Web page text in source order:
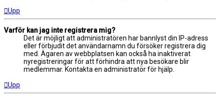
Upp
Varför kan jag inte registrera mig?
Det är möjligt att administratören har bannlyst din IP-adress
eller förbjudit det användarnamn du försöker registrera dig
med. Ägaren av webbplatsen kan också ha inaktiverat
nyregistreringar för att förhindra att nya besökare blir
medlemmar. Kontakta en administratör för hjälp.
Upp